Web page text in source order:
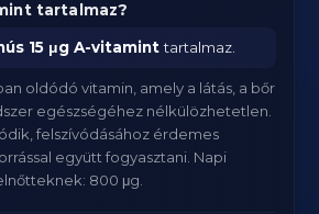
tartalmaz?
15 μg A-vitaminttartalmaz.
oldódó vitamin, amely a látás, a bőr
egészségéhez nélkülözhetetlen.
felszívódásához érdemes
együtt fogyasztani. Napi
800 μg.